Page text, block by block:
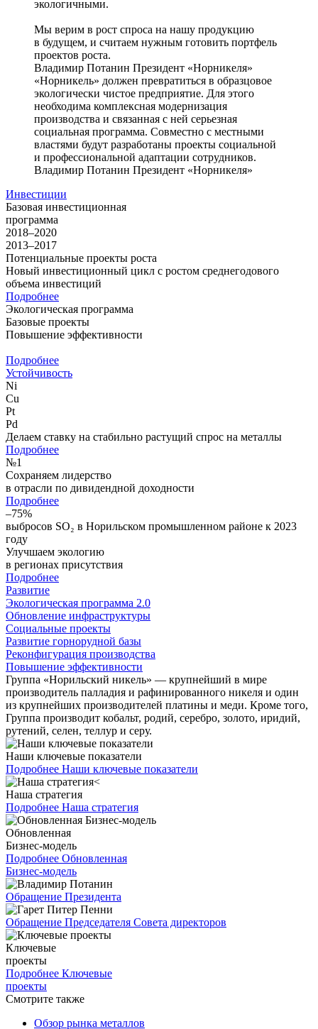
экологичными.
Мы верим в рост спроса на нашу продукцию
в будущем, и считаем нужным готовить портфель
проектов роста.
Владимир Потанин Президент «Норникеля»
«Норникель» должен превратиться в образцовое
экологически чистое предприятие. Для этого
необходима комплексная модернизация
производства и связанная с ней серьезная
социальная программа. Совместно с местными
властями будут разработаны проекты социальной
и профессиональной адаптации сотрудников.
Владимир Потанин Президент «Норникеля»
Инвестиции
Базовая инвестиционная
программа
2018–2020
2013–2017
Потенциальные проекты роста
Новый инвестиционный цикл с ростом среднегодового
объема инвестиций
Подробнее
Экологическая программа
Базовые проекты
Повышение эффективности
Подробнее
Устойчивость
Ni
Cu
Pt
Pd
Делаем ставку на стабильно растущий спрос на металлы
Подробнее
№1
Сохраняем лидерство
в отрасли по дивидендной доходности
Подробнее
–75%
выбросов SO₂ в Норильском промышленном районе к 2023
году
Улучшаем экологию
в регионах присутствия
Подробнее
Развитие
Экологическая программа 2.0
Обновление инфраструктуры
Социальные проекты
Развитие горнорудной базы
Реконфигурация производства
Повышение эффективности
Группа «Норильский никель» — крупнейший в мире
производитель палладия и рафинированного никеля и один
из крупнейших производителей платины и меди. Кроме того,
Группа производит кобальт, родий, серебро, золото, иридий,
рутений, селен, теллур и серу.
Наши ключевые показатели
Подробнее Наши ключевые показатели
Наша стратегия
Подробнее Наша стратегия
Обновленная
Бизнес-модель
Подробнее Обновленная
Бизнес-модель
Обращение Президента
Обращение Председателя Совета директоров
Ключевые
проекты
Подробнее Ключевые
проекты
Смотрите также
Обзор рынка металлов